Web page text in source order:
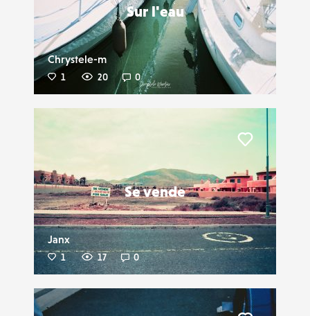
Sur l'eau
Chrystele-m
1 20 0
Se vende
Janx
1 17 0